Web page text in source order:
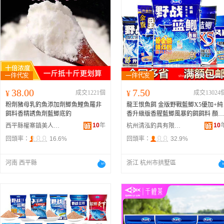
¥ 38.00
成交1221個
粉劑豬母乳釣魚添加劑鯽魚鯉魚羅非
餌料香精誘魚劑藍鯽底釣
西平縣權寨鎮美人魚漁具漁護批發部
10年
回頭率：
16.6%
河南 西平縣
¥ 7.50
成交13024
龍王恨魚餌 金版野戰藍鯽X5優加+純
香升級版香腥藍鯽風暴釣餌餌料 顏色
野戰藍鯽【香腥】300克、野戰藍鯽X
5【腥香】300克、藍鯽X5【香腥】30
0克、紅蟲鯽X5【300克】、金版野戰
0克】、藍鯽優+【300克】、純
香藍
【180克】、藍鯽風暴【腥香】300克
杭州清泓釣具有限公司 10
回頭率：
32.9%
浙江 杭州市拱墅區